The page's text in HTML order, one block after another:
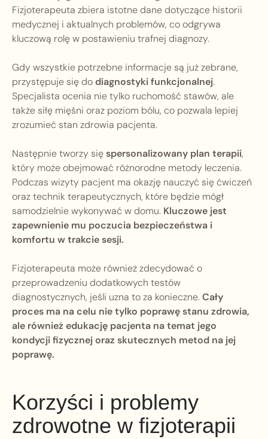
Fizjoterapeuta zbiera istotne dane dotyczące historii
medycznej i aktualnych problemów, co odgrywa
kluczową rolę w postawieniu trafnej diagnozy.
Gdy wszystkie potrzebne informacje są już zebrane,
przystępuje się dodiagnostyki funkcjonalnej.
Specjalista ocenia nie tylko ruchomość stawów, ale
także siłę mięśni oraz poziom bólu, co pozwala lepiej
zrozumieć stan zdrowia pacjenta.
Następnie tworzy sięspersonalizowany plan terapii,
który może obejmować różnorodne metody leczenia.
Podczas wizyty pacjent ma okazję nauczyć się ćwiczeń
oraz technik terapeutycznych, które będzie mógł
samodzielnie wykonywać w domu. Kluczowe jest
zapewnienie mu poczucia bezpieczeństwa i
komfortu w trakcie sesji.
Fizjoterapeuta może również zdecydować o
przeprowadzeniu dodatkowych testów
diagnostycznych, jeśli uzna to za konieczne.Cały
proces ma na celu nie tylko poprawę stanu zdrowia,
ale również edukację pacjenta na temat jego
kondycji fizycznej oraz skutecznych metod na jej
poprawę.
Korzyści i problemy
zdrowotne w fizjoterapii